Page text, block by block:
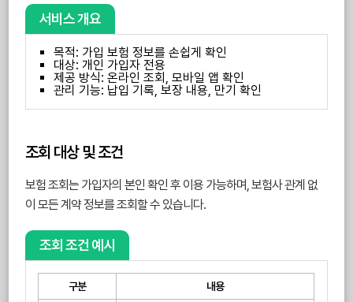
서비스 개요
목적: 가입 보험 정보를 손쉽게 확인
대상: 개인 가입자 전용
제공 방식: 온라인 조회, 모바일 앱 확인
관리 기능: 납입 기록, 보장 내용, 만기 확인
조회 대상 및 조건
보험 조회는 가입자의 본인 확인 후 이용 가능하며, 보험사 관계 없
이 모든 계약 정보를 조회할 수 있습니다.
조회 조건 예시
구분 내용